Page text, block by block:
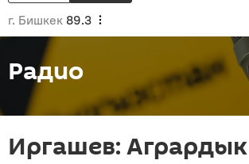
г. Бишкек 89.3
Радио
Иргашев: Агрардык